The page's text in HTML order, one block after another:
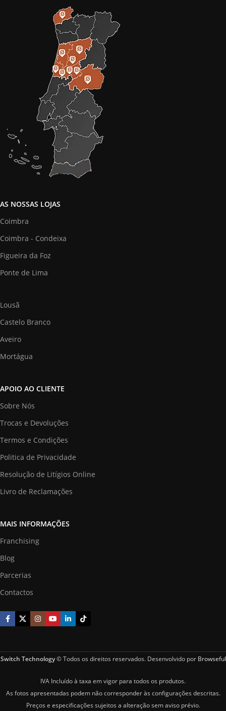
AS NOSSAS LOJAS
Coimbra
Coimbra - Condeixa
Figueira da Foz
Ponte de Lima
Lousã
Castelo Branco
Aveiro
Mortágua
APOIO AO CLIENTE
Sobre Nós
Trocas e Devoluções
Termos e Condições
Politica de Privacidade
Resolução de Litígios Online
Livro de Reclamações
MAIS INFORMAÇÕES
Franchising
Blog
Parcerias
Contactos
Switch Technology© Todos os direitos reservados. Desenvolvido por Browseful
IVA Incluído à taxa em vigor para todos os produtos.
As fotos apresentadas podem não corresponder às configurações descritas.
Preços e especificações sujeitos a alteração sem aviso prévio.